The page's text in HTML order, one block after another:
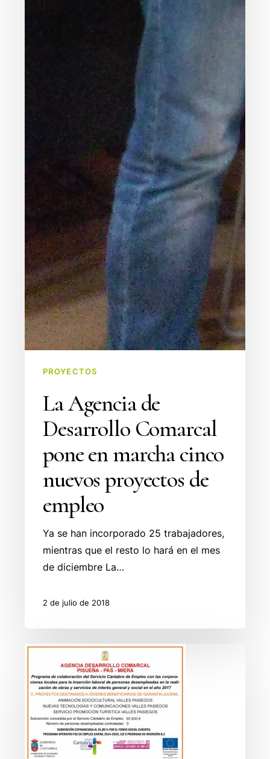
PROYECTOS
La Agencia de
Desarrollo Comarcal
pone en marcha cinco
nuevos proyectos de
empleo
Ya se han incorporado 25 trabajadores,
mientras que el resto lo hará en el mes
de diciembre La…
2 de julio de 2018
Obras
Servicios
Interes
General
2018
Agencia